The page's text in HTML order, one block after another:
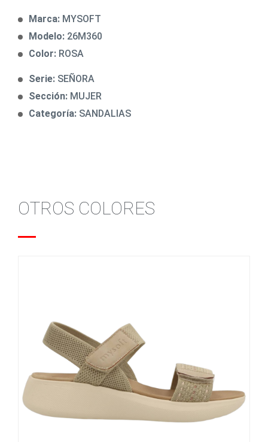
Marca: MYSOFT
Modelo: 26M360
Color: ROSA
Serie: SEÑORA
Sección: MUJER
Categoría: SANDALIAS
OTROS COLORES